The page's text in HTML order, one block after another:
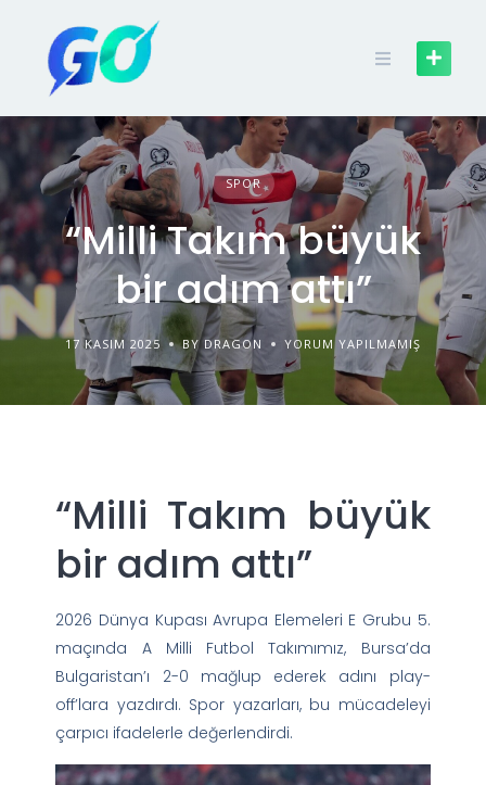
SPOR
“Milli Takım büyük
bir adım attı”
17 KASIM 2025 BY DRAGON YORUM YAPILMAMIŞ
“Milli Takım büyük
bir adım attı”
2026 Dünya Kupası Avrupa Elemeleri E Grubu 5.
maçında A Milli Futbol Takımımız, Bursa’da
Bulgaristan’ı 2-0 mağlup ederek adını play-
off’lara yazdırdı. Spor yazarları, bu mücadeleyi
çarpıcı ifadelerle değerlendirdi.